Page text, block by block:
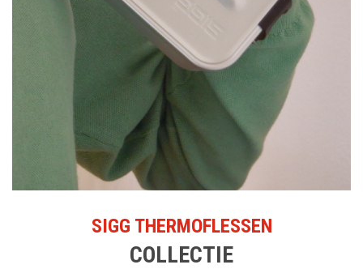
SIGG THERMOFLESSEN
COLLECTIE